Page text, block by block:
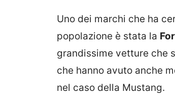
Uno dei marchi che ha
popolazione è stata la
grandissime vetture che
che hanno avuto anche
nel caso della Mustang.